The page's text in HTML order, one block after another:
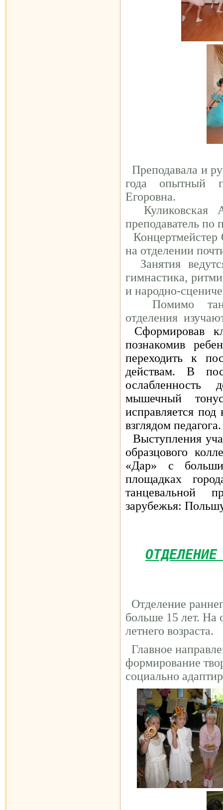
Преподавала и
года опытный
Егоровна.
Куликовская
преподаватель
на отделении
Занятия
гимнастика,
и народно-
Помимо
отделения
Сформировав
познакомив
переходить к
действам. В
ослабленность
мышечный
исправляется
взглядом
Выступления
образцового
«Дар» с
площадках
танцевальной
зарубежья:
Отделение
больше 15 лет. На
летнего возраста.
Главное
формирование
социально